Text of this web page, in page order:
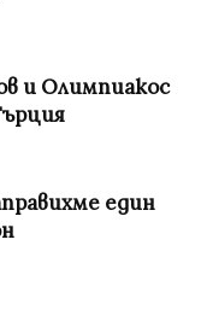
и Олимпиакос
един